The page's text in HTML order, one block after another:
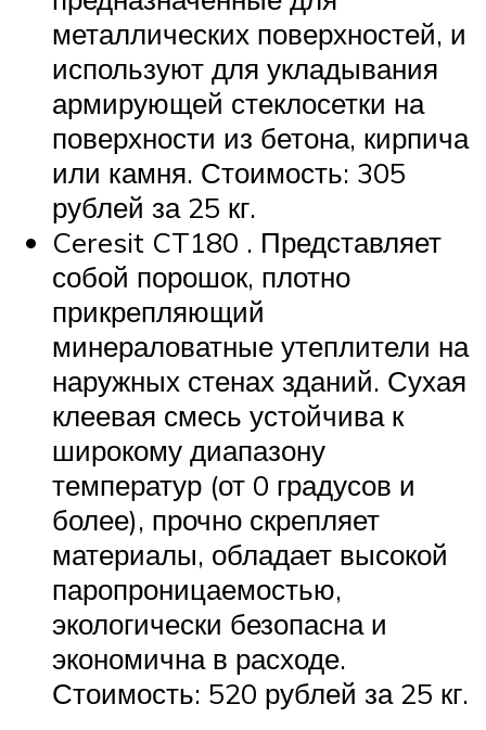
металлических поверхностей, и
используют для укладывания
армирующей стеклосетки на
поверхности из бетона, кирпича
или камня. Стоимость: 305
рублей за 25 кг.
Ceresit CT180 . Представляет
собой порошок, плотно
прикрепляющий
минераловатные утеплители на
наружных стенах зданий. Сухая
клеевая смесь устойчива к
широкому диапазону
температур (от 0 градусов и
более), прочно скрепляет
материалы, обладает высокой
паропроницаемостью,
экологически безопасна и
экономична в расходе.
Стоимость: 520 рублей за 25 кг.